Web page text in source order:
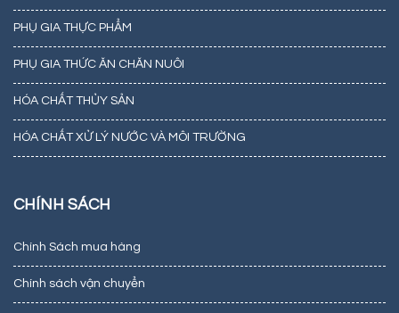
PHỤ GIA THỰC PHẨM
PHỤ GIA THỨC ĂN CHĂN NUÔI
HÓA CHẤT THỦY SẢN
HÓA CHẤT XỬ LÝ NƯỚC VÀ MÔI TRƯỜNG
CHÍNH SÁCH
Chính Sách mua hàng
Chính sách vận chuyển